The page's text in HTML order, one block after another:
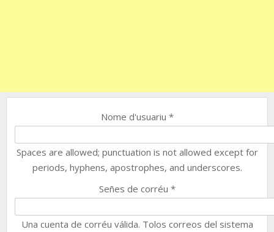
Nome d'usuariu *
Spaces are allowed; punctuation is not allowed except for
periods, hyphens, apostrophes, and underscores.
Señes de corréu *
Una cuenta de corréu válida. Tolos correos del sistema